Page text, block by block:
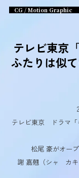
CG / Motion Graphic
テレビ東京
ふたりは似
テレビ東京 ドラマ「
松尾 豪がオー
謝 嘉翹（シャ カキ